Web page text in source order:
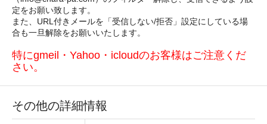
定をお願い致します。
また、URL付きメールを「受信しない/拒否」設定にしている場
合も一旦解除をお願いいたします。
特にgmeil・Yahoo・icloudのお客様はご注意くだ
さい。
その他の詳細情報